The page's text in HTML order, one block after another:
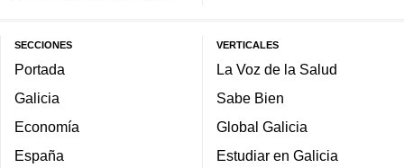
SECCIONES
Portada
Galicia
Economía
España
VERTICALES
La Voz de la Salud
Sabe Bien
Global Galicia
Estudiar en Galicia